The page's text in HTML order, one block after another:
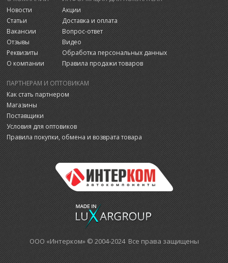
Новости
Статьи
Вакансии
Отзывы
Реквизиты
О компании
Акции
Доставка и оплата
Вопрос-ответ
Видео
Обработка персональных данных
Правила продажи товаров
ПАРТНЕРАМ И ОПТОВИКАМ
Как стать партнером
Магазины
Поставщики
Условия для оптовиков
Правила покупки, обмена и возврата товара
ООО «Интерком» © 2004-2024 Все права защищены